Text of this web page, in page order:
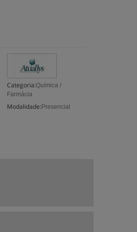
Categoria:Química /
Farmácia
Modalidade: Presencial